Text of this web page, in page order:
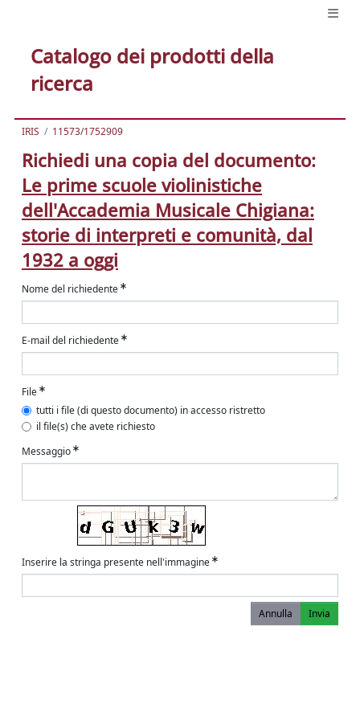
Catalogo dei prodotti della
ricerca
IRIS 11573/1752909
Richiedi una copia del documento:
Le prime scuole violinistiche
dell'Accademia Musicale Chigiana:
storie di interpreti e comunità, dal
1932 a oggi
Nome del richiedente
E-mail del richiedente
File
tutti i file (di questo documento) in accesso ristretto
il file(s) che avete richiesto
Messaggio
Inserire la stringa presente nell'immagine
Annulla Invia